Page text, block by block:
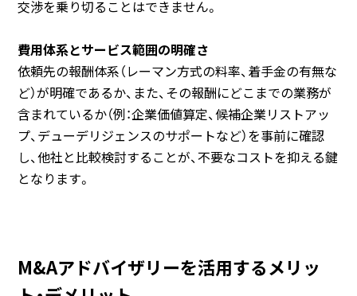
交渉を乗り切ることはできません。
費用体系とサービス範囲の明確さ
依頼先の報酬体系（レーマン方式の料率、着手金の有無な
ど）が明確であるか、また、その報酬にどこまでの業務が
含まれているか（例：企業価値算定、候補企業リストアッ
プ、デューデリジェンスのサポートなど）を事前に確認
し、他社と比較検討することが、不要なコストを抑える鍵
となります。
M&Aアドバイザリーを活用するメリッ